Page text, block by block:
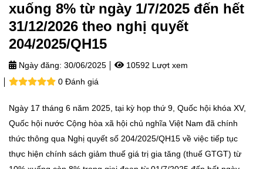
xuống 8% từ ngày 1/7/2025 đến hết
31/12/2026 theo nghị quyết
204/2025/QH15
Ngày đăng: 30/06/2025
10592 Lượt xem
0 Đánh giá
Ngày 17 tháng 6 năm 2025, tại kỳ họp thứ 9, Quốc hội khóa XV,
Quốc hội nước Cộng hòa xã hội chủ nghĩa Việt Nam đã chính
thức thông qua Nghị quyết số 204/2025/QH15 về việc tiếp tục
thực hiện chính sách giảm thuế giá trị gia tăng (thuế GTGT) từ